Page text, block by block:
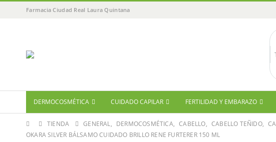
Farmacia Ciudad Real Laura Quintana
DERMOCOSMÉTICA CUIDADO CAPILAR FERTILIDAD Y EMBARAZO
TIENDA GENERAL, DERMOCOSMÉTICA, CABELLO, CABELLO TEÑIDO,
OKARA SILVER BÁLSAMO CUIDADO BRILLO RENE FURTERER 150 ML